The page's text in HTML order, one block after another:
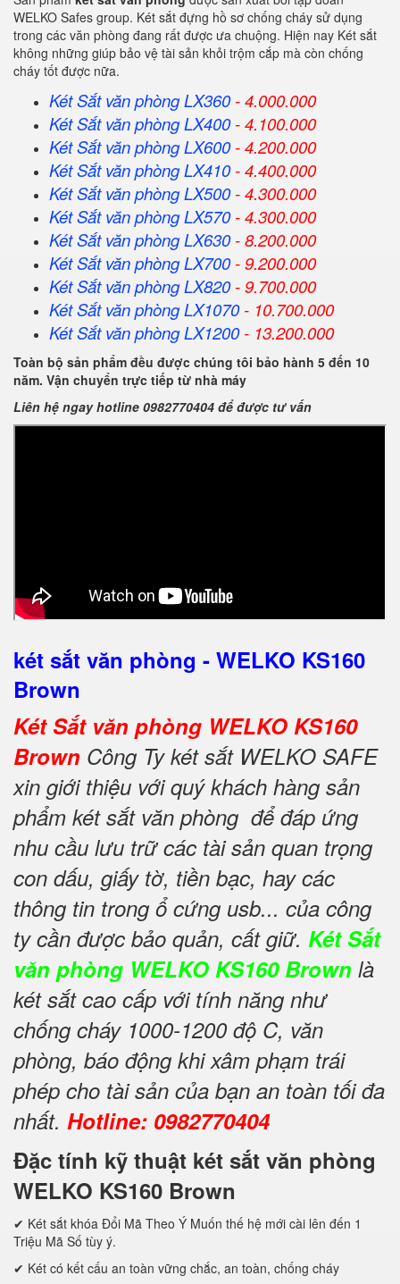
WELKO Safes group. Két sắt đựng hồ sơ chống cháy sử dụng
trong các văn phòng đang rất được ưa chuộng. Hiện nay Két sắt
không những giúp bảo vệ tài sản khỏi trộm cắp mà còn chống
cháy tốt được nữa.
Két Sắt văn phòng LX360- 4.000.000
Két Sắtvăn phòngLX400- 4.100.000
Két Sắtvăn phòngLX600- 4.200.000
Két Sắtvăn phòngLX410- 4.400.000
Két Sắtvăn phòngLX500- 4.300.000
Két Sắtvăn phòngLX570- 4.300.000
Két Sắtvăn phòngLX630- 8.200.000
Két Sắtvăn phòngLX700- 9.200.000
Két Sắtvăn phòngLX820- 9.700.000
Két Sắtvăn phòngLX1070- 10.700.000
Két Sắtvăn phòngLX1200- 13.200.000
Toàn bộ sản phẩm đều được chúng tôi bảo hành 5 đến 10
năm. Vận chuyển trực tiếp từ nhà máy
Liên hệ ngay hotline 0982770404 để được tư vấn
két sắt văn phòng - WELKO KS160
Brown
Két Sắt văn phòng WELKO KS160
Brown Công Ty két sắt WELKO SAFE
xin giới thiệu với quý khách hàng sản
phẩm két sắt văn phòng để đáp ứng
nhu cầu lưu trữ các tài sản quan trọng
con dấu, giấy tờ, tiền bạc, hay các
thông tin trong ổ cứng usb... của công
ty cần được bảo quản, cất giữ. Két Sắt
văn phòng WELKO KS160 Brown là
két sắt cao cấp với tính năng như
chống cháy 1000-1200 độ C, văn
phòng, báo động khi xâm phạm trái
phép cho tài sản của bạn an toàn tối đa
nhất. Hotline: 0982770404
Đặc tính kỹ thuật két sắt văn phòng
WELKO KS160 Brown
✔ Két sắt khóa Đổi Mã Theo Ý Muốn thế hệ mới cài lên đến 1
Triệu Mã Số tùy ý.
✔ Két có kết cấu an toàn vững chắc, an toàn, chống cháy